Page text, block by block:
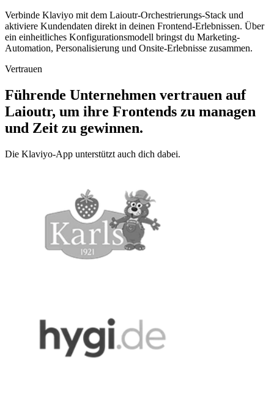
Verbinde Klaviyo mit dem Laioutr-Orchestrierungs-Stack und
aktiviere Kundendaten direkt in deinen Frontend-Erlebnissen. Über
ein einheitliches Konfigurationsmodell bringst du Marketing-
Automation, Personalisierung und Onsite-Erlebnisse zusammen.
Vertrauen
Führende Unternehmen vertrauen auf
Laioutr, um ihre Frontends zu managen
und Zeit zu gewinnen.
Die Klaviyo-App unterstützt auch dich dabei.